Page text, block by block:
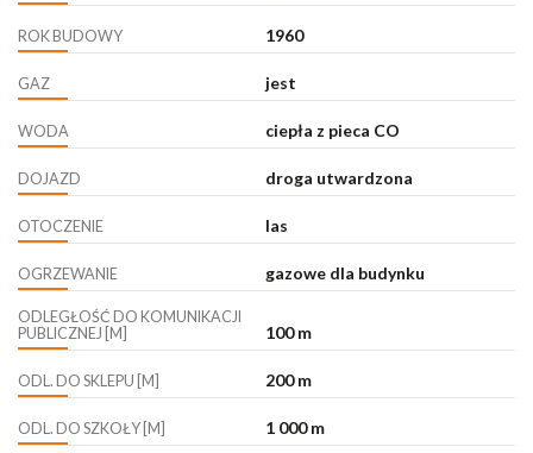
ROK BUDOWY 1960
GAZ jest
WODA ciepła z pieca CO
DOJAZD droga utwardzona
OTOCZENIE las
OGRZEWANIE gazowe dla budynku
ODLEGŁOŚĆ DO KOMUNIKACJI
PUBLICZNEJ [M]
100 m
ODL. DO SKLEPU [M] 200 m
ODL. DO SZKOŁY [M] 1 000 m